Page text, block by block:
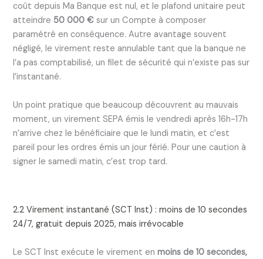
coût depuis Ma Banque est nul, et le plafond unitaire peut
atteindre 50 000 € sur un Compte à composer
paramétré en conséquence. Autre avantage souvent
négligé, le virement reste annulable tant que la banque ne
l’a pas comptabilisé, un filet de sécurité qui n’existe pas sur
l’instantané.
Un point pratique que beaucoup découvrent au mauvais
moment, un virement SEPA émis le vendredi après 16h-17h
n’arrive chez le bénéficiaire que le lundi matin, et c’est
pareil pour les ordres émis un jour férié. Pour une caution à
signer le samedi matin, c’est trop tard.
2.2 Virement instantané (SCT Inst) : moins de 10 secondes
24/7, gratuit depuis 2025, mais irrévocable
Le SCT Inst exécute le virement enmoins de 10 secondes,